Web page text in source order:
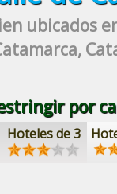
ubicados
por
Hoteles de 3